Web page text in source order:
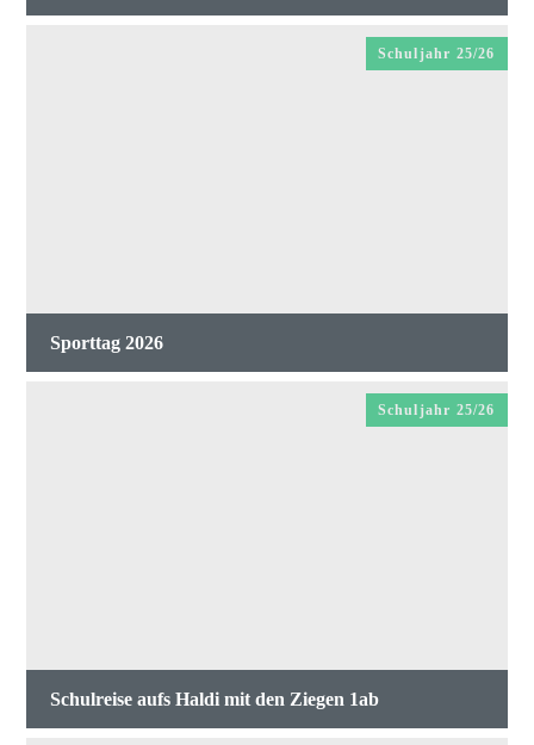
Sporttag 2026
Schuljahr 25/26
Schulreise aufs Haldi mit den Ziegen 1ab
Schuljahr 25/26